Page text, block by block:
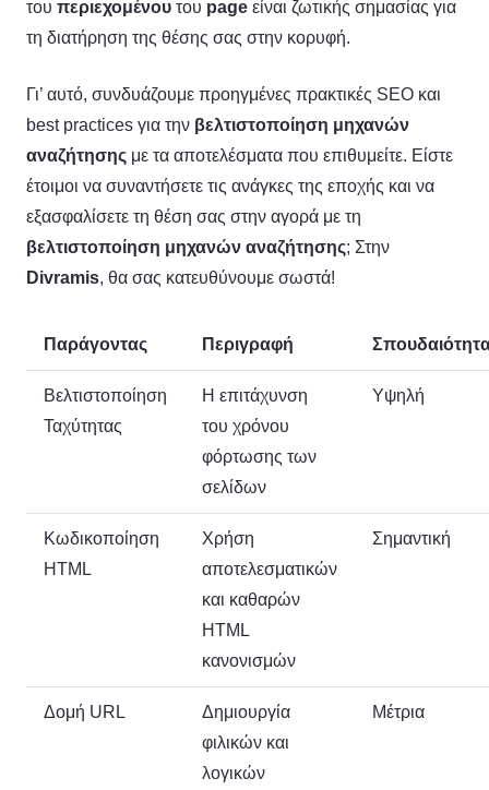
του περιεχομένου του page είναι ζωτικής σημασίας για
τη διατήρηση της θέσης σας στην κορυφή.
Γι’ αυτό, συνδυάζουμε προηγμένες πρακτικές SEO και
best practices για την βελτιστοποίηση μηχανών
αναζήτησης με τα αποτελέσματα που επιθυμείτε. Είστε
έτοιμοι να συναντήσετε τις ανάγκες της εποχής και να
εξασφαλίσετε τη θέση σας στην αγορά με τη
βελτιστοποίηση μηχανών αναζήτησης; Στην
Divramis, θα σας κατευθύνουμε σωστά!
Παράγοντας Περιγραφή
Βελτιστοποίηση
Ταχύτητας
Η επιτάχυνση
του χρόνου
φόρτωσης των
σελίδων
Υψηλή
Κωδικοποίηση
HTML
Χρήση
αποτελεσματικών
και καθαρών
HTML
κανονισμών
Σημαντική
Δομή URL
Δημιουργία
φιλικών και
λογικών
Μέτρια